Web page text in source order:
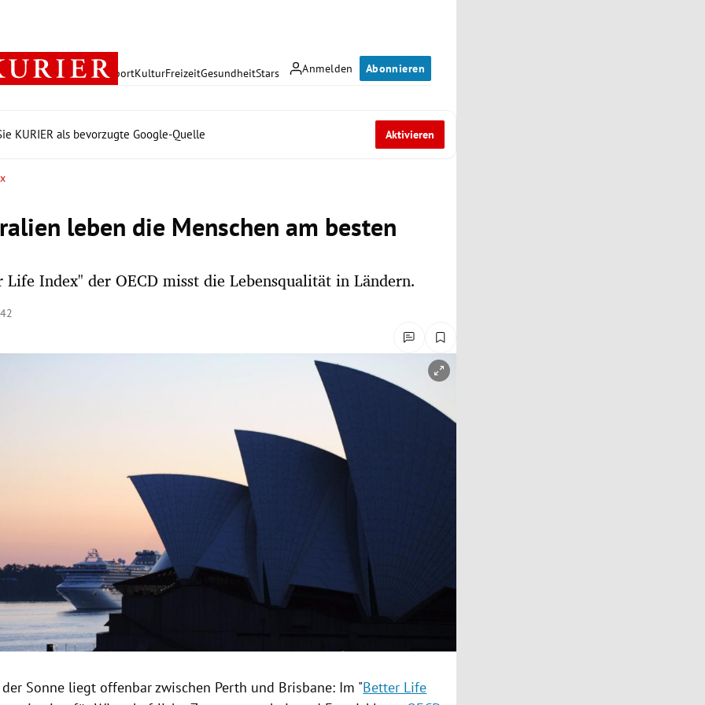
Anmelden Abonnieren
PolitikWirtschaft SportKulturFreizeitGesundheitStars
KURIER als bevorzugte Google-Quelle Aktivieren
leben die Menschen am besten
Life Index" der OECD misst die Lebensqualität in Ländern.
öffnen/schließen
der Sonne liegt offenbar zwischen Perth und Brisbane: Im "Better Life